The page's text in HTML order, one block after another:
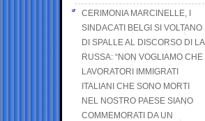
CERIMONIA MARCINELLE, I
SINDACATI BELGI SI VOLTANO
DI SPALLE AL DISCORSO DI LA
RUSSA: “NON VOGLIAMO CHE
LAVORATORI IMMIGRATI
ITALIANI CHE SONO MORTI
NEL NOSTRO PAESE SIANO
COMMEMORATI DA UN